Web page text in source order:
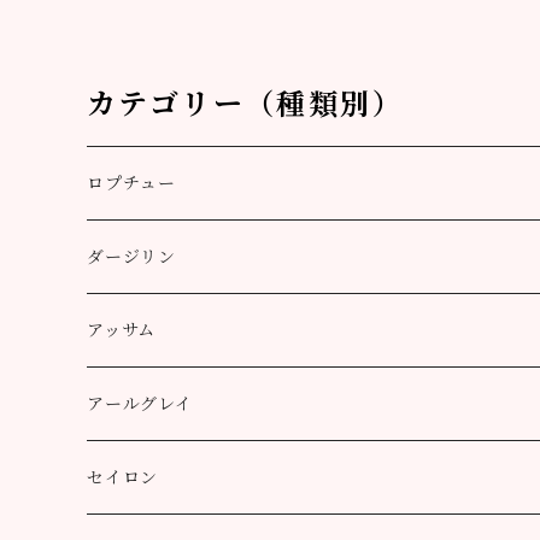
カテゴリー（種類別）
ロプチュー
缶（リーフ）
ティーバッグ
3個
10個
アルミ袋（リーフ）
100g
ティーポット用ティーバッグ
ダージリン
プッタボン茶園
50g
100g
ハッピーバレー茶園
50g
キャッスルトン茶園
アッサム
リーフ
100g
CTC
アールグレイ
アールグレイ
セイロン